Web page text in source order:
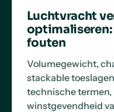
Luchtvracht
optimaliseren:
fouten
Volumegewicht,
stackable
technische termen,
winstgevendheid